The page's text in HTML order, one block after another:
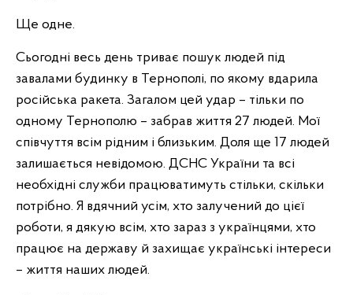
Ще одне.
Сьогодні весь день триває пошук людей під
завалами будинку в Тернополі, по якому вдарила
російська ракета. Загалом цей удар – тільки по
одному Тернополю – забрав життя 27 людей. Мої
співчуття всім рідним і близьким. Доля ще 17 людей
залишається невідомою. ДСНС України та всі
необхідні служби працюватимуть стільки, скільки
потрібно. Я вдячний усім, хто залучений до цієї
роботи, я дякую всім, хто зараз з українцями, хто
працює на державу й захищає українські інтереси
– життя наших людей.